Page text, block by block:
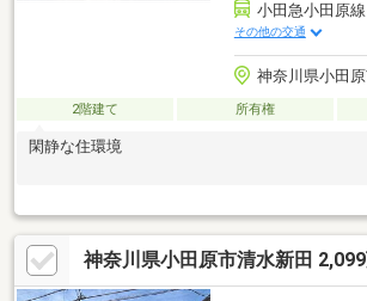
小田急小田原
その他の交通
神奈川県小田
2階建て 所有権
閑静な住環境
神奈川県小田原市清水新田